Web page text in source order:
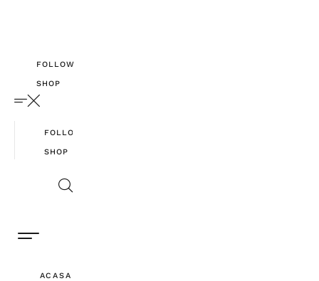
FOLLOW
SHOP
FOLLOW
SHOP
ACASA